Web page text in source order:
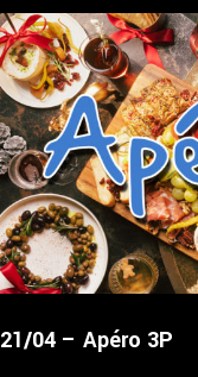
21/04 – Apéro 3P